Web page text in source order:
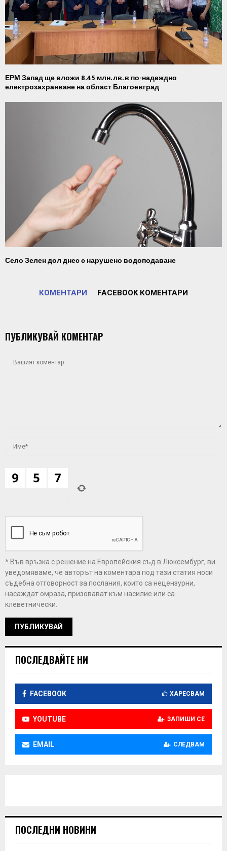
ЕРМ Запад ще вложи 8.45 млн. лв. в по-надеждно
електрозахранване на област Благоевград
Село Зелен дол днес с нарушено водоподаване
КОМЕНТАРИ FACEBOOK КОМЕНТАРИ
ПУБЛИКУВАЙ КОМЕНТАР
* Във връзка с решение на Европейския съд в Люксембург, ви
уведомяваме, че авторът на коментара под тази статия носи
съдебна отговорност за послания, които са нецензурни,
насаждат омраза, призовават към насилие или са
клеветнически.
ПОСЛЕДВАЙТЕ НИ
FACEBOOK ХАРЕСВАМ
YOUTUBE ЗАПИШИ СЕ
EMAIL СЛЕДВАМ
ПОСЛЕДНИ НОВИНИ